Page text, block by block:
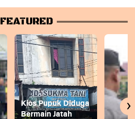
FEATURED
Kios Pupuk Diduga
Bermain Jatah
›